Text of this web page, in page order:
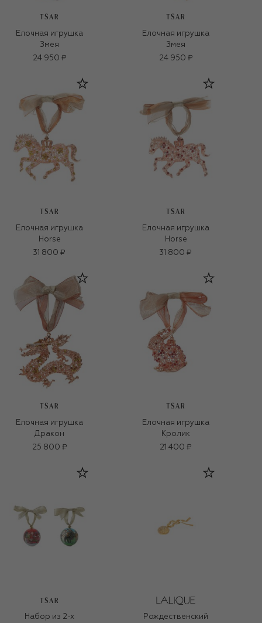
TSAR
Елочная игрушка
Змея
24 950 ₽
TSAR
Елочная игрушка
Змея
24 950 ₽
TSAR
Елочная игрушка
Horse
31 800 ₽
TSAR
Елочная игрушка
Horse
31 800 ₽
TSAR
Елочная игрушка
Дракон
25 800 ₽
TSAR
Елочная игрушка
Кролик
21 400 ₽
TSAR
Набор из 2-х
Рождественский